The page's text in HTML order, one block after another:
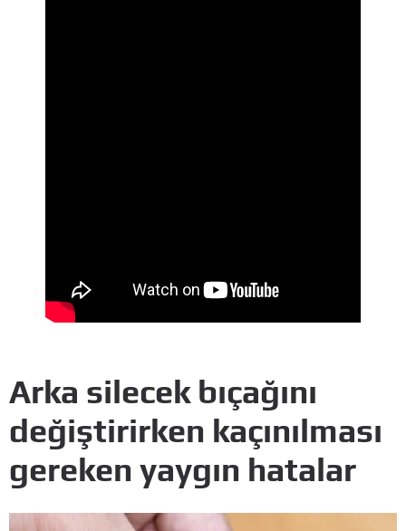
Arka silecek bıçağını
değiştirirken kaçınılması
gereken yaygın hatalar